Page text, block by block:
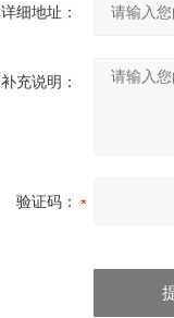
详细地址：
补充说明：
验证码：